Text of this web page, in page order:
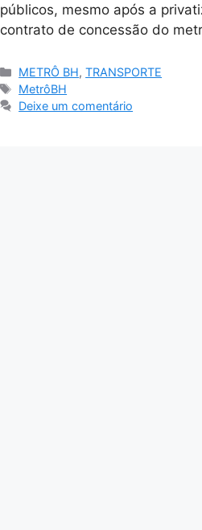
públicos, mesmo após a
contrato de concessão do
Categorias
METRÔ BH,TRANSPORTE
Tags
MetrôBH
Deixe um comentário